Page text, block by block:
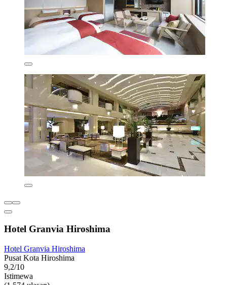
Hotel Granvia Hiroshima
Hotel Granvia Hiroshima
Pusat Kota Hiroshima
9,2/10
Istimewa